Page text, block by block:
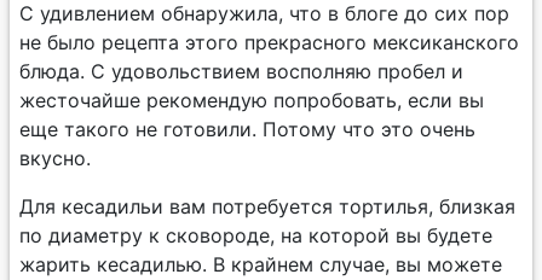
С удивлением обнаружила, что в блоге до сих пор
не было рецепта этого прекрасного мексиканского
блюда. С удовольствием восполняю пробел и
жесточайше рекомендую попробовать, если вы
еще такого не готовили. Потому что это очень
вкусно.
Для кесадильи вам потребуется тортилья, близкая
по диаметру к сковороде, на которой вы будете
жарить кесадилью. В крайнем случае, вы можете